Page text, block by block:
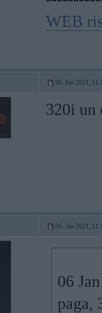
WEB
06. Jan 2021,
320i
06. Jan 2021,
06
paga,